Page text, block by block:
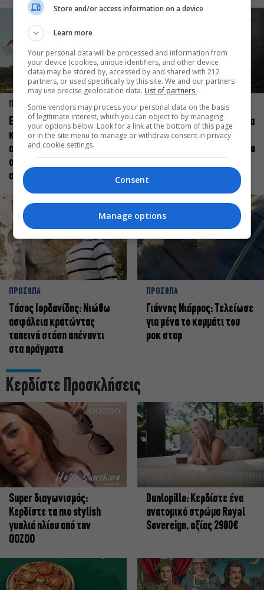
ΠΡΟΣΩΠΑ
Ελεάνα Ανδρεούδη: Κάθε
καλλιτέχνης όταν
ανεβαίνει στη σκηνή
οφείλει να αισθάνεται
σταρ
ΠΡΟΣΩΠΑ
Βαγγέλης Μπίκος: Έμαθα να
δίνω αξία στο ποιος είμαι
πάνω στη σκηνή και όχι στο
ΠΡΟΣΩΠΑ
Tάσος Ιορδανίδης: Νιώθω
ασφάλεια κρατώντας
ταπεινή στάση απέναντι
στα πράγματα
ΠΡΟΣΩΠΑ
Γιάννης Νιάρρος: Τελείωσε
για μένα το κομμάτι του
ροκ σταρ
Κερδίστε Προσκλήσεις
Super διαγωνισμός:
Κερδίστε τα πιο stylish
γυαλιά ηλίου από την
OOZOO
Dunlopillo: Κερδίστε ένα
ανατομικό στρώμα Royal
Sovereign, αξίας 2900€
Store and/or access information on a device
Learn more
Your personal data will be processed and information from
your device (cookies, unique identifiers, and other device
data) may be stored by, accessed by and shared with 212
partners, or used specifically by this site. We and our partners
may use precise geolocation data. List of partners.
Some vendors may process your personal data on the basis
of legitimate interest, which you can object to by managing
your options below. Look for a link at the bottom of this page
or in the site menu to manage or withdraw consent in privacy
and cookie settings.
Consent
Manage options